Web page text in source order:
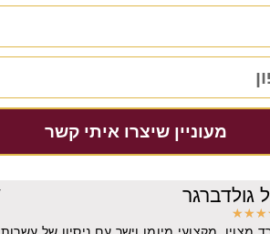
מעוניין שיצרו איתי קשר
גולדברגר
★
★
★